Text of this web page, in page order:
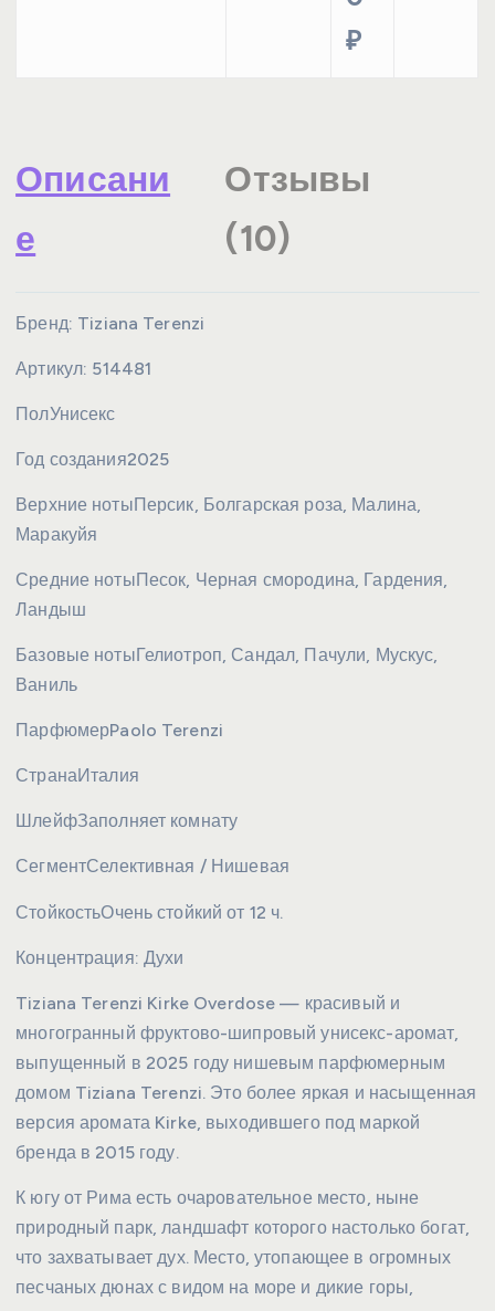
₽
Описани
е
Отзывы
(10)
Бренд: Tiziana Terenzi
Артикул: 514481
ПолУнисекс
Год создания2025
Верхние нотыПерсик, Болгарская роза, Малина,
Маракуйя
Средние нотыПесок, Черная смородина, Гардения,
Ландыш
Базовые ноты Гелиотроп, Сандал, Пачули, Мускус,
Ваниль
ПарфюмерPaolo Terenzi
СтранаИталия
ШлейфЗаполняет комнату
СегментСелективная / Нишевая
СтойкостьОчень стойкий от 12 ч.
Концентрация:Духи
Tiziana Terenzi Kirke Overdose — красивый и
многогранный фруктово-шипровый унисекс-аромат,
выпущенный в 2025 году нишевым парфюмерным
домом Tiziana Terenzi. Это более яркая и насыщенная
версия аромата Kirke, выходившего под маркой
бренда в 2015 году.
К югу от Рима есть очаровательное место, ныне
природный парк, ландшафт которого настолько богат,
что захватывает дух. Место, утопающее в огромных
песчаных дюнах с видом на море и дикие горы,